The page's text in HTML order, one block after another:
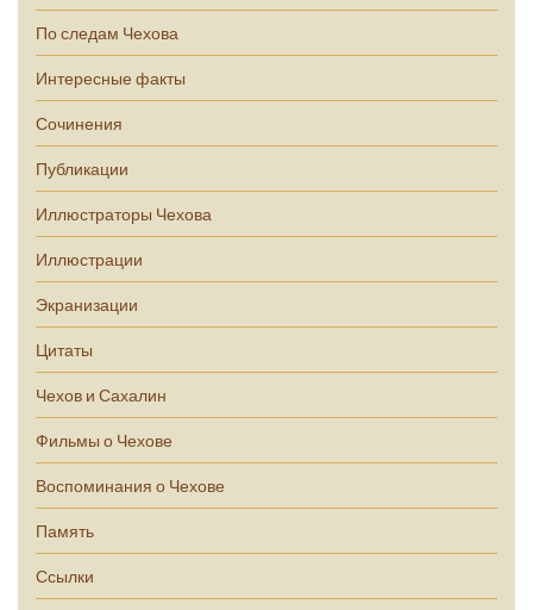
По следам Чехова
Интересные факты
Сочинения
Публикации
Иллюстраторы Чехова
Иллюстрации
Экранизации
Цитаты
Чехов и Сахалин
Фильмы о Чехове
Воспоминания о Чехове
Память
Ссылки